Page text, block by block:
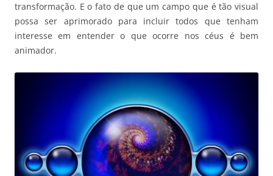
transformação. E o fato de que um campo que é tão visual
possa ser aprimorado para incluir todos que tenham
interesse em entender o que ocorre nos céus é bem
animador.